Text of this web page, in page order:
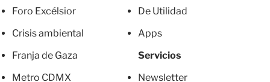
Foro Excélsior
Crisis ambiental
Franja de Gaza
Metro CDMX
De Utilidad
Apps
Servicios
Newsletter